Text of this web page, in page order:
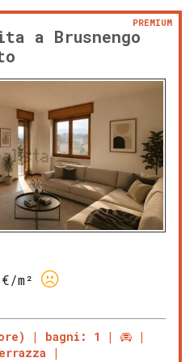
a Brusnengo
PREMIUM
m²
bagni: 1